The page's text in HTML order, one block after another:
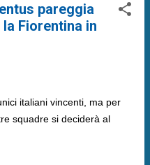
pareggia
Fiorentina in
italiani vincenti, ma per
squadre si deciderà al